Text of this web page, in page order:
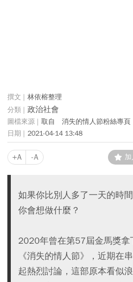
林依榕整理
政治社會
取自 消失的情人節粉絲專頁
2021-04-14 13:48
+A -A
如果你比別人多了一天的時
你會想做什麼？
2020年曾在第57屆金馬獎拿
《消失的情人節》，近期在
起熱烈討論，這部原本看似